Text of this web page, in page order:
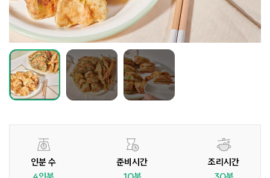
인분 수
준비시간
조리시간